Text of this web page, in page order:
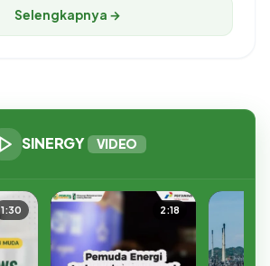
Selengkapnya →
SINERGY VIDEO
1:30 2:18